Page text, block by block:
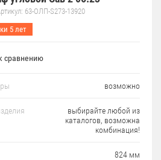
63-ОЛП-S273-13920
5 лет
сравнению
возможно
выбирайте любой из
каталогов, возможна
комбинация!
824 мм